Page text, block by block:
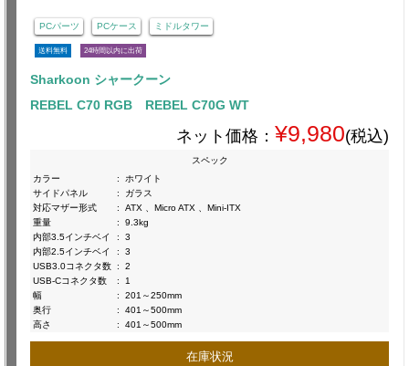
PCパーツ PCケース ミドルタワー
送料無料 24時間以内に出荷
Sharkoon シャークーン
REBEL C70 RGB REBEL C70G WT
ネット価格： ¥9,980(税込)
スペック
カラー
:
ホワイト
サイドパネル
:
ガラス
対応マザー形式
:
ATX 、Micro ATX 、Mini-ITX
重量
:
9.3kg
内部3.5インチベイ
:
3
内部2.5インチベイ
:
3
USB3.0コネクタ数 :
2
USB-Cコネクタ数
:
1
幅
:
201～250mm
奥行
:
401～500mm
高さ
: 401～500mm
在庫状況